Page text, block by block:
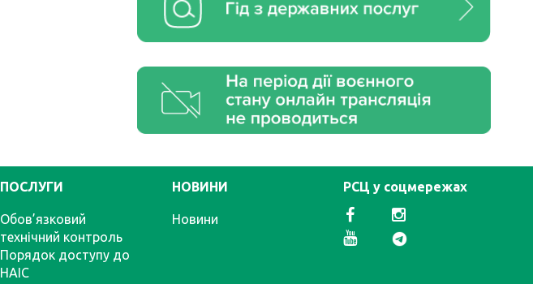
ПОСЛУГИ
Обов’язковий
технічний контроль
Порядок доступу до
НАІС
НОВИНИ
Новини
РСЦ у соцмережах